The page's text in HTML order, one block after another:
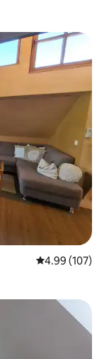
평점 4.99점(5
4.99 (107)